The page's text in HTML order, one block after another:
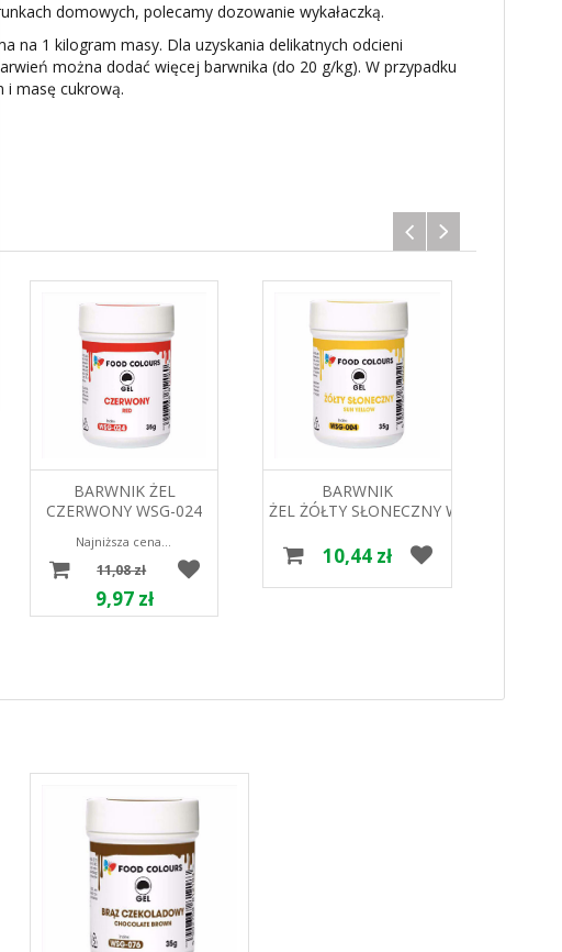
domowych, polecamy dozowanie wykałaczką.
na 1 kilogram masy. Dla uzyskania delikatnych odcieni
można dodać więcej barwnika (do 20 g/kg). W przypadku
i masę cukrową.
BARWNIK ŻEL
CZERWONY WSG-024
11,08 zł
9,97 zł
BARWNIK
ŻEL ŻÓŁTY SŁONECZNY WSG-
COLOURS
10,44 zł